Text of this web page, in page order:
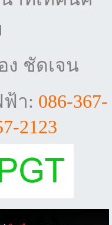
ง ชัดเจน
ฟ้า: 086-367-
2123